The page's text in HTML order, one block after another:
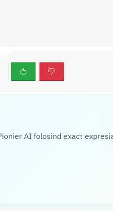
AI folosind exact